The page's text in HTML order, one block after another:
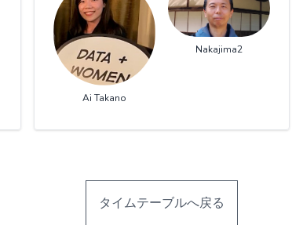
Ai Takano
Nakajima2
タイムテーブルへ戻る